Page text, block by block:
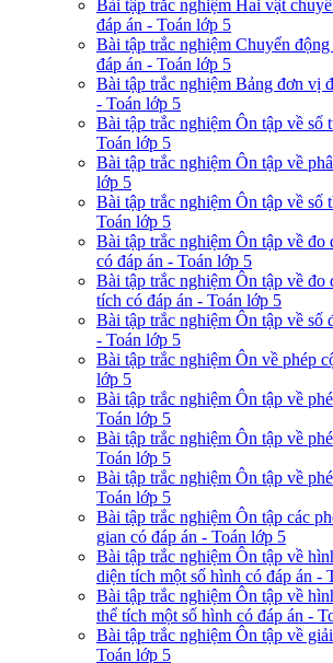
Bài tập trắc nghiệm Hai vật
đáp án - Toán lớp 5
Bài tập trắc nghiệm Chuyển
đáp án - Toán lớp 5
Bài tập trắc nghiệm Bảng đơn vị
- Toán lớp 5
Bài tập trắc nghiệm Ôn tập về số
Toán lớp 5
Bài tập trắc nghiệm Ôn tập về
lớp 5
Bài tập trắc nghiệm Ôn tập về số
Toán lớp 5
Bài tập trắc nghiệm Ôn tập về
có đáp án - Toán lớp 5
Bài tập trắc nghiệm Ôn tập về đo
tích có đáp án - Toán lớp 5
Bài tập trắc nghiệm Ôn tập về số
- Toán lớp 5
Bài tập trắc nghiệm Ôn về phép
lớp 5
Bài tập trắc nghiệm Ôn tập về
Toán lớp 5
Bài tập trắc nghiệm Ôn tập về
Toán lớp 5
Bài tập trắc nghiệm Ôn tập về
Toán lớp 5
Bài tập trắc nghiệm Ôn tập các
gian có đáp án - Toán lớp 5
Bài tập trắc nghiệm Ôn tập về
diện tích một số hình có đáp án -
Bài tập trắc nghiệm Ôn tập về
thể tích một số hình có đáp án -
Bài tập trắc nghiệm Ôn tập về
Toán lớp 5